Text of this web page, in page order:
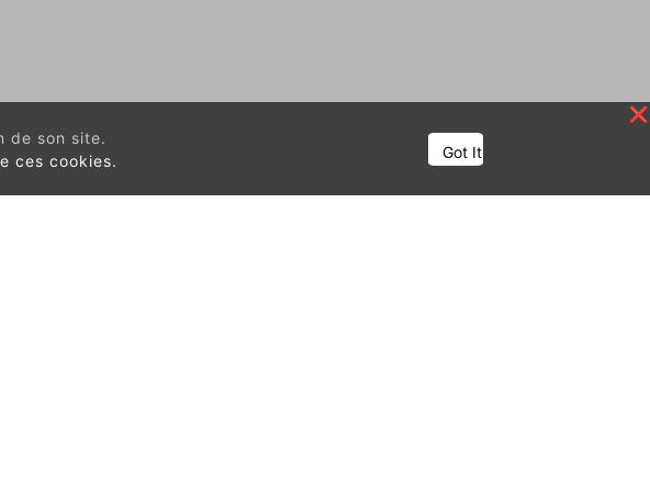
de son site.
ces cookies. Got It